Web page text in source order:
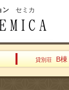
ン セミカ
貸別荘 B棟